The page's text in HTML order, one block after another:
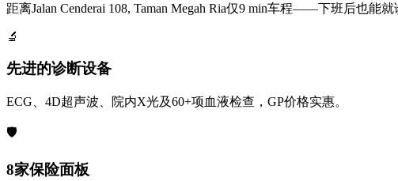
距离Jalan Cenderai 108, Taman Megah Ria仅9 min车程——下班后也能
🔬
先进的诊断设备
ECG、4D超声波、院内X光及60+项血液检查，GP价格实惠。
🛡️
8家保险面板